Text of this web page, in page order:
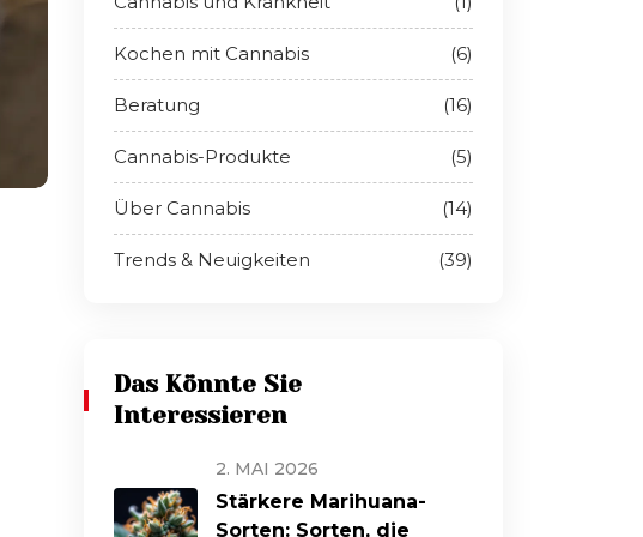
Kochen mit Cannabis (6)
Beratung (16)
Cannabis-Produkte (5)
Über Cannabis (14)
Trends & Neuigkeiten (39)
Das Könnte Sie
Interessieren
2. MAI 2026
Stärkere Marihuana-
Sorten: Sorten, die